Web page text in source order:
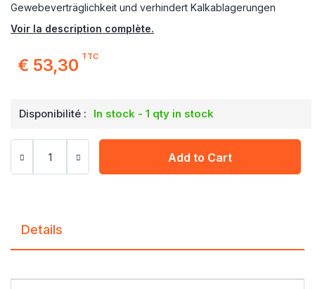
Gewebeverträglichkeit und verhindert Kalkablagerungen
Voir la description complète.
€ 53,30 TTC
Disponibilité : In stock - 1 qty in stock
Add to Cart
Details